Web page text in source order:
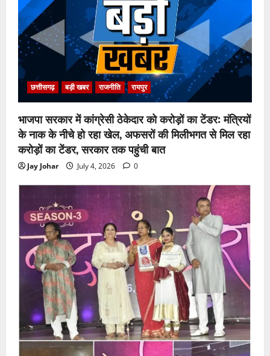
छत्तीसगढ़ बड़ी खबर राजनीति रायपुर
भाजपा सरकार में कांग्रेसी ठेकेदार को करोड़ों का टेंडर: मंत्रियों
के नाक के नीचे हो रहा खेल, अफसरों की मिलीभगत से मिल रहा
करोड़ों का टेंडर, सरकार तक पहुंची बात
Jay Johar July 4, 2026 0